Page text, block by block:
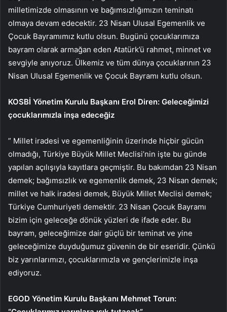
milletimizde olmasının ve bağımsızlığımızın teminatı
olmaya devam edecektir. 23 Nisan Ulusal Egemenlik ve
Çocuk Bayramımız kutlu olsun. Bugünü çocuklarımıza
bayram olarak armağan eden Atatürk’ü rahmet, minnet ve
sevgiyle anıyoruz. Ülkemiz ve tüm dünya çocuklarının 23
Nisan Ulusal Egemenlik ve Çocuk Bayramı kutlu olsun.
KOSBİ Yönetim Kurulu Başkanı Erol Diren: Geleceğimizi
çocuklarımızla inşa edeceğiz
” Millet iradesi ve egemenliğinin üzerinde hiçbir gücün
olmadığı, Türkiye Büyük Millet Meclisi’nin işte bu günde
yapılan açılışıyla kayıtlara geçmiştir. Bu bakımdan 23 Nisan
demek; bağımsızlık ve egemenlik demek, 23 Nisan demek;
millet ve halk iradesi demek, Büyük Millet Meclisi demek;
Türkiye Cumhuriyeti demektir. 23 Nisan Çocuk Bayramı
bizim için geleceğe dönük yüzleri de ifade eder. Bu
bayram, geleceğimize dair güçlü bir teminat ve yine
geleceğimize duyduğumuz güvenin de bir eseridir. Çünkü
biz yarınlarımızı, çocuklarımızla ve gençlerimizle inşa
ediyoruz.
EGOD Yönetim Kurulu Başkanı Mehmet Torun: